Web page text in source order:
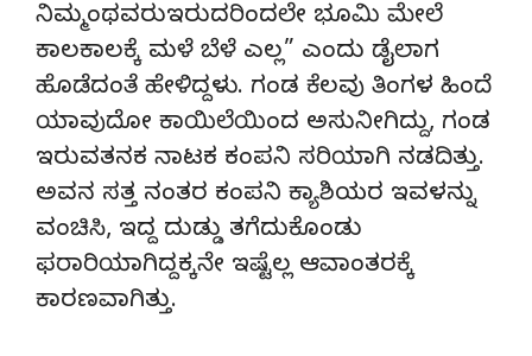
ನಿಮ್ಮಂಥವರುಇರುದರಿಂದಲೇ ಭೂಮಿ ಮೇಲೆ
ಕಾಲಕಾಲಕ್ಕೆ ಮಳೆ ಬೆಳೆ ಎಲ್ಲ” ಎಂದು ಡೈಲಾಗ
ಹೊಡೆದಂತೆ ಹೇಳಿದ್ದಳು. ಗಂಡ ಕೆಲವು ತಿಂಗಳ ಹಿಂದೆ
ಯಾವುದೋ ಕಾಯಿಲೆಯಿಂದ ಅಸುನೀಗಿದ್ದು, ಗಂಡ
ಇರುವತನಕ ನಾಟಕ ಕಂಪನಿ ಸರಿಯಾಗಿ ನಡದಿತ್ತು.
ಅವನ ಸತ್ತ ನಂತರ ಕಂಪನಿ ಕ್ಯಾಶಿಯರ ಇವಳನ್ನು
ವಂಚಿಸಿ, ಇದ್ದ ದುಡ್ಡು ತಗೆದುಕೊಂಡು
ಫರಾರಿಯಾಗಿದ್ದಕ್ಕನೇ ಇಷ್ಟೆಲ್ಲ ಆವಾಂತರಕ್ಕೆ
ಕಾರಣವಾಗಿತ್ತು.